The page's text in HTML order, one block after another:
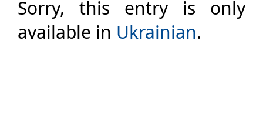
Sorry, this entry is only
available in Ukrainian.